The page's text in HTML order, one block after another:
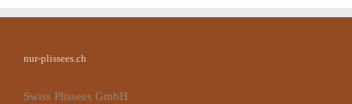
nur-plissees.ch
Swiss Plissees GmbH